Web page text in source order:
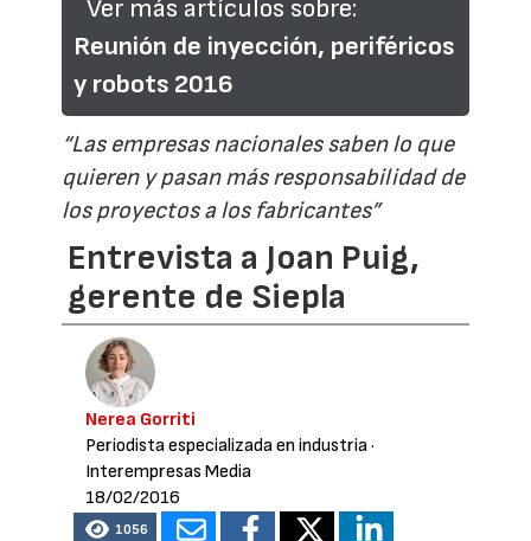
Ver más artículos sobre:
Reunión de inyección, periféricos
y robots 2016
“Las empresas nacionales saben lo que
quieren y pasan más responsabilidad de
los proyectos a los fabricantes”
Entrevista a Joan Puig,
gerente de Siepla
Nerea Gorriti
Periodista especializada en industria·
Interempresas Media
18/02/2016
1056